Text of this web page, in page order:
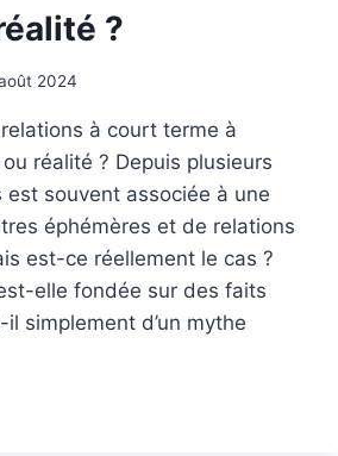
?
2024
à court terme à
réalité ? Depuis plusieurs
est souvent associée à une
éphémères et de relations
est-ce réellement le cas ?
elle fondée sur des faits
il simplement d’un mythe